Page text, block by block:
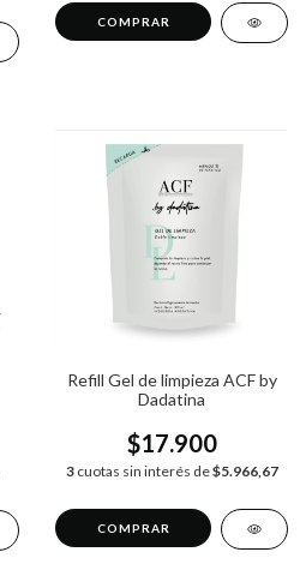
Refill Gel de limpieza ACF by
Dadatina
$17.900
3 cuotas sin interés de$5.966,67